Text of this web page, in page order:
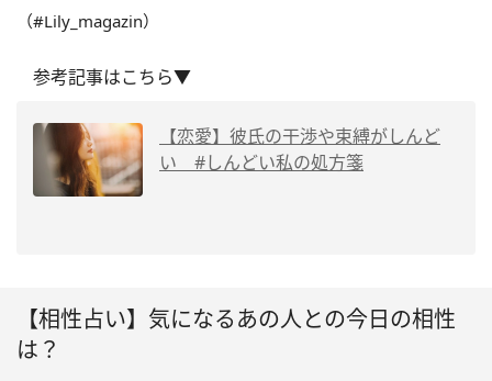
（#Lily_magazin）
参考記事はこちら▼
【恋愛】彼氏の干渉や束縛がしんど
い #しんどい私の処方箋
【相性占い】気になるあの人との今日の相性
は？